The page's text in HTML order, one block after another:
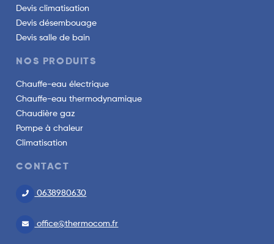
Devis climatisation
Devis désembouage
Devis salle de bain
NOS PRODUITS
Chauffe-eau électrique
Chauffe-eau thermodynamique
Chaudière gaz
Pompe à chaleur
Climatisation
CONTACT
0638980630
office@thermocom.fr